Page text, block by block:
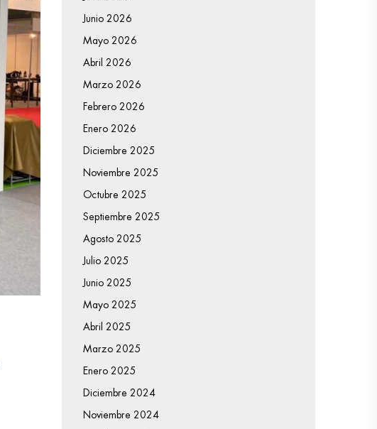
Junio 2026
Mayo 2026
Abril 2026
Marzo 2026
Febrero 2026
Enero 2026
Diciembre 2025
Noviembre 2025
Octubre 2025
Septiembre 2025
Agosto 2025
Julio 2025
Junio 2025
Mayo 2025
Abril 2025
Marzo 2025
Enero 2025
Diciembre 2024
Noviembre 2024